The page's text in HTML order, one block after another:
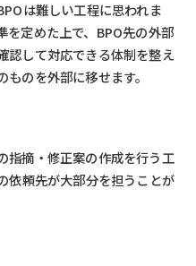
は難しい工程に思われま
を定めた上で、BPO先の外部
認して対応できる体制を整え
のを外部に移せます。
指摘・修正案の作成を行う工
依頼先が大部分を担うことが